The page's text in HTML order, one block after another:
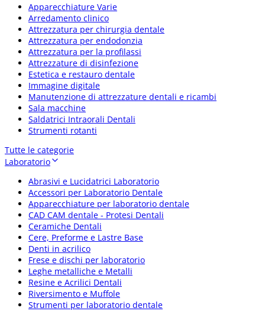
Apparecchiature Varie
Arredamento clinico
Attrezzatura per chirurgia dentale
Attrezzatura per endodonzia
Attrezzatura per la profilassi
Attrezzature di disinfezione
Estetica e restauro dentale
Immagine digitale
Manutenzione di attrezzature dentali e ricambi
Sala macchine
Saldatrici Intraorali Dentali
Strumenti rotanti
Tutte le categorie
Laboratorio
Abrasivi e Lucidatrici Laboratorio
Accessori per Laboratorio Dentale
Apparecchiature per laboratorio dentale
CAD CAM dentale - Protesi Dentali
Ceramiche Dentali
Cere, Preforme e Lastre Base
Denti in acrilico
Frese e dischi per laboratorio
Leghe metalliche e Metalli
Resine e Acrilici Dentali
Riversimento e Muffole
Strumenti per laboratorio dentale